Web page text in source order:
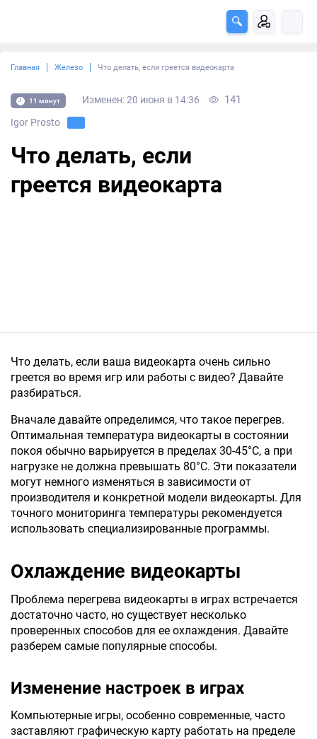
Главная Железо Что делать, если греется видеокарта
11 минут Изменен: 20 июня в 14:36 141
Igor Prosto
Что делать, если
греется видеокарта
Что делать, если ваша видеокарта очень сильно
греется во время игр или работы с видео? Давайте
разбираться.
Вначале давайте определимся, что такое перегрев.
Оптимальная температура видеокарты в состоянии
покоя обычно варьируется в пределах 30-45°C, а при
нагрузке не должна превышать 80°C. Эти показатели
могут немного изменяться в зависимости от
производителя и конкретной модели видеокарты. Для
точного мониторинга температуры рекомендуется
использовать специализированные программы.
Охлаждение видеокарты
Проблема перегрева видеокарты в играх встречается
достаточно часто, но существует несколько
проверенных способов для ее охлаждения. Давайте
разберем самые популярные способы.
Изменение настроек в играх
Компьютерные игры, особенно современные, часто
заставляют графическую карту работать на пределе